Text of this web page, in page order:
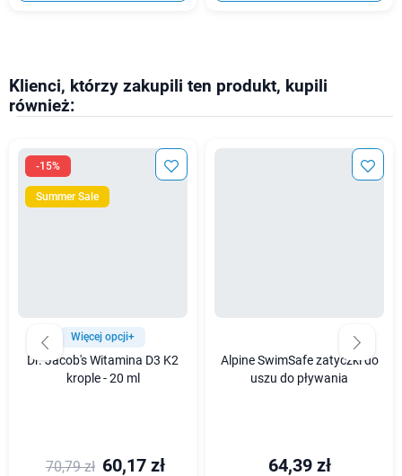
Klienci, którzy zakupili ten produkt, kupili
również:
-15%
Summer Sale
Więcej opcji+
Dr. Jacob's Witamina D3 K2
krople - 20 ml
70,79 zł 60,17 zł
Alpine SwimSafe zatyczki do
uszu do pływania
64,39 zł